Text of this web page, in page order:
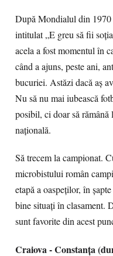
După Mondialul din
intitulat „E greu să fii
acela a fost momentul în
când a ajuns, peste ani,
bucuriei. Astăzi dacă aș
Nu să nu mai iubească
posibil, ci doar să rămână
națională.
Să trecem la campionat.
microbistului român
etapă a oaspeților, în
bine situați în clasament.
sunt favorite din acest
Craiova - Constanța